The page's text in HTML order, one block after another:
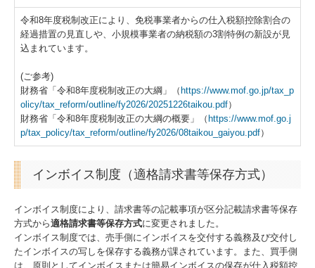
経営者お役立ち情報
経営者オススメ情報
Q&A経営相談
税務カレンダー
経営革新等支援機関とは
令和8年度税制改正により、免税事業者からの仕入税額控除割合の
経過措置の見直しや、小規模事業者の納税額の3割特例の新設が見
込まれています。
(ご参考)
財務省「令和8年度税制改正の大綱」（https://www.mof.go.jp/tax_p
olicy/tax_reform/outline/fy2026/20251226taikou.pdf）
財務省「令和8年度税制改正の大綱の概要」（https://www.mof.go.j
p/tax_policy/tax_reform/outline/fy2026/08taikou_gaiyou.pdf）
インボイス制度（適格請求書等保存方式）
インボイス制度により、請求書等の記載事項が区分記載請求書等保存
方式から適格請求書等保存方式に変更されました。
インボイス制度では、売手側にインボイスを交付する義務及び交付し
たインボイスの写しを保存する義務が課されています。また、買手側
は、原則としてインボイスまたは簡易インボイスの保存が仕入税額控